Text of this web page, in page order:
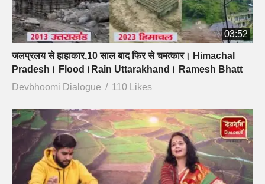
03:52
जलप्रलय से हाहाकार,10 साल बाद फिर से चमत्कार। Himachal
Pradesh। Flood।Rain Uttarakhand। Ramesh Bhatt
Devbhoomi Dialogue
110 Likes